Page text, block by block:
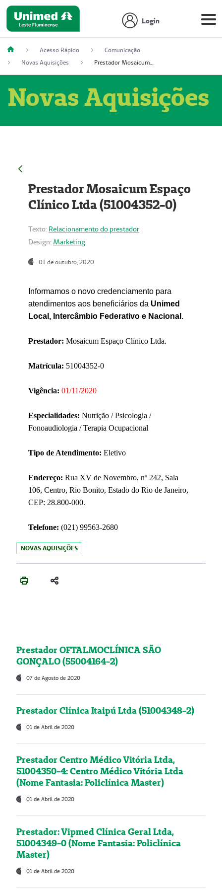
Login
Acesso Rápido
Comunicação
Novas Aquisições
Prestador Mosaicum Espaço Clínico Ltda (51004352-0)
Novas Aquisições
Prestador Mosaicum Espaço
Clínico Ltda (51004352-0)
Texto: Relacionamento do prestador
Design: Marketing
01 de outubro, 2020
Informamos o novo credenciamento para
atendimentos aos beneficiários da Unimed
Local, Intercâmbio Federativo e Nacional .
Prestador: Mosaicum Espaço Clínico Ltda.
Matrícula: 51004352-0
Vigência: 01/11/2020
Especialidades: Nutrição / Psicologia /
Fonoaudiologia / Terapia Ocupacional
Tipo de Atendimento: Eletivo
Endereço: Rua XV de Novembro, nº 242, Sala
106, Centro, Rio Bonito, Estado do Rio de Janeiro,
CEP: 28.800-000.
Telefone: (021) 99563-2680
NOVAS AQUISIÇÕES
Prestador OFTALMOCLÍNICA SÃO
GONÇALO (55004164-2)
07 de Agosto de 2020
Prestador Clínica Itaipú Ltda (51004348-2)
01 de Abril de 2020
Prestador Centro Médico Vitória Ltda,
51004350-4: Centro Médico Vitória Ltda
(Nome Fantasia: Policlínica Master)
01 de Abril de 2020
Prestador: Vipmed Clínica Geral Ltda,
51004349-0 (Nome Fantasia: Policlínica
Master)
01 de Abril de 2020